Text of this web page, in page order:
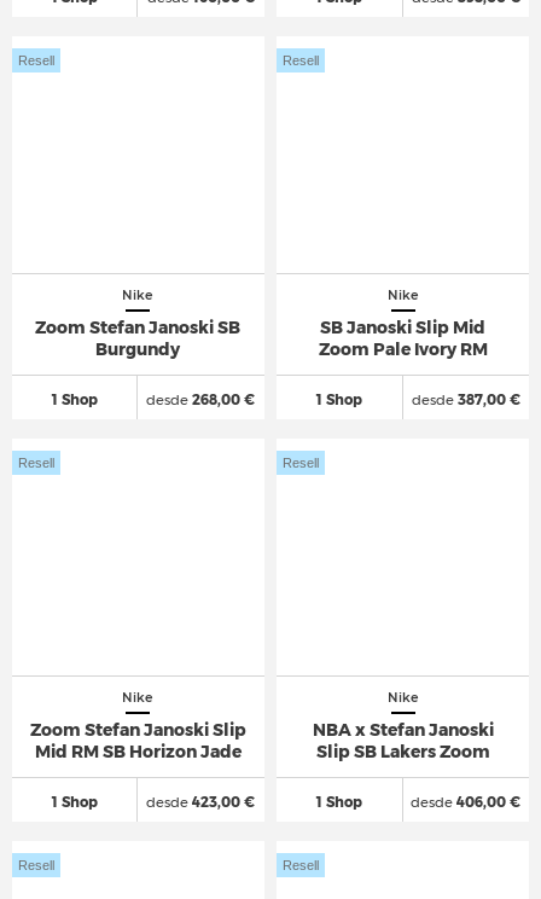
Nike
Zoom Stefan Janoski SB
Burgundy
1 Shop
Resell
desde 268,00 €
Nike
SB Janoski Slip Mid
Zoom Pale Ivory RM
1 Shop
Resell
desde387,00 €
Nike
Zoom Stefan Janoski Slip
Mid RM SB Horizon Jade
1 Shop
Resell
desde 423,00 €
Nike
NBA x Stefan Janoski
Slip SB Lakers Zoom
1 Shop
Resell
desde 406,00 €
Resell Resell